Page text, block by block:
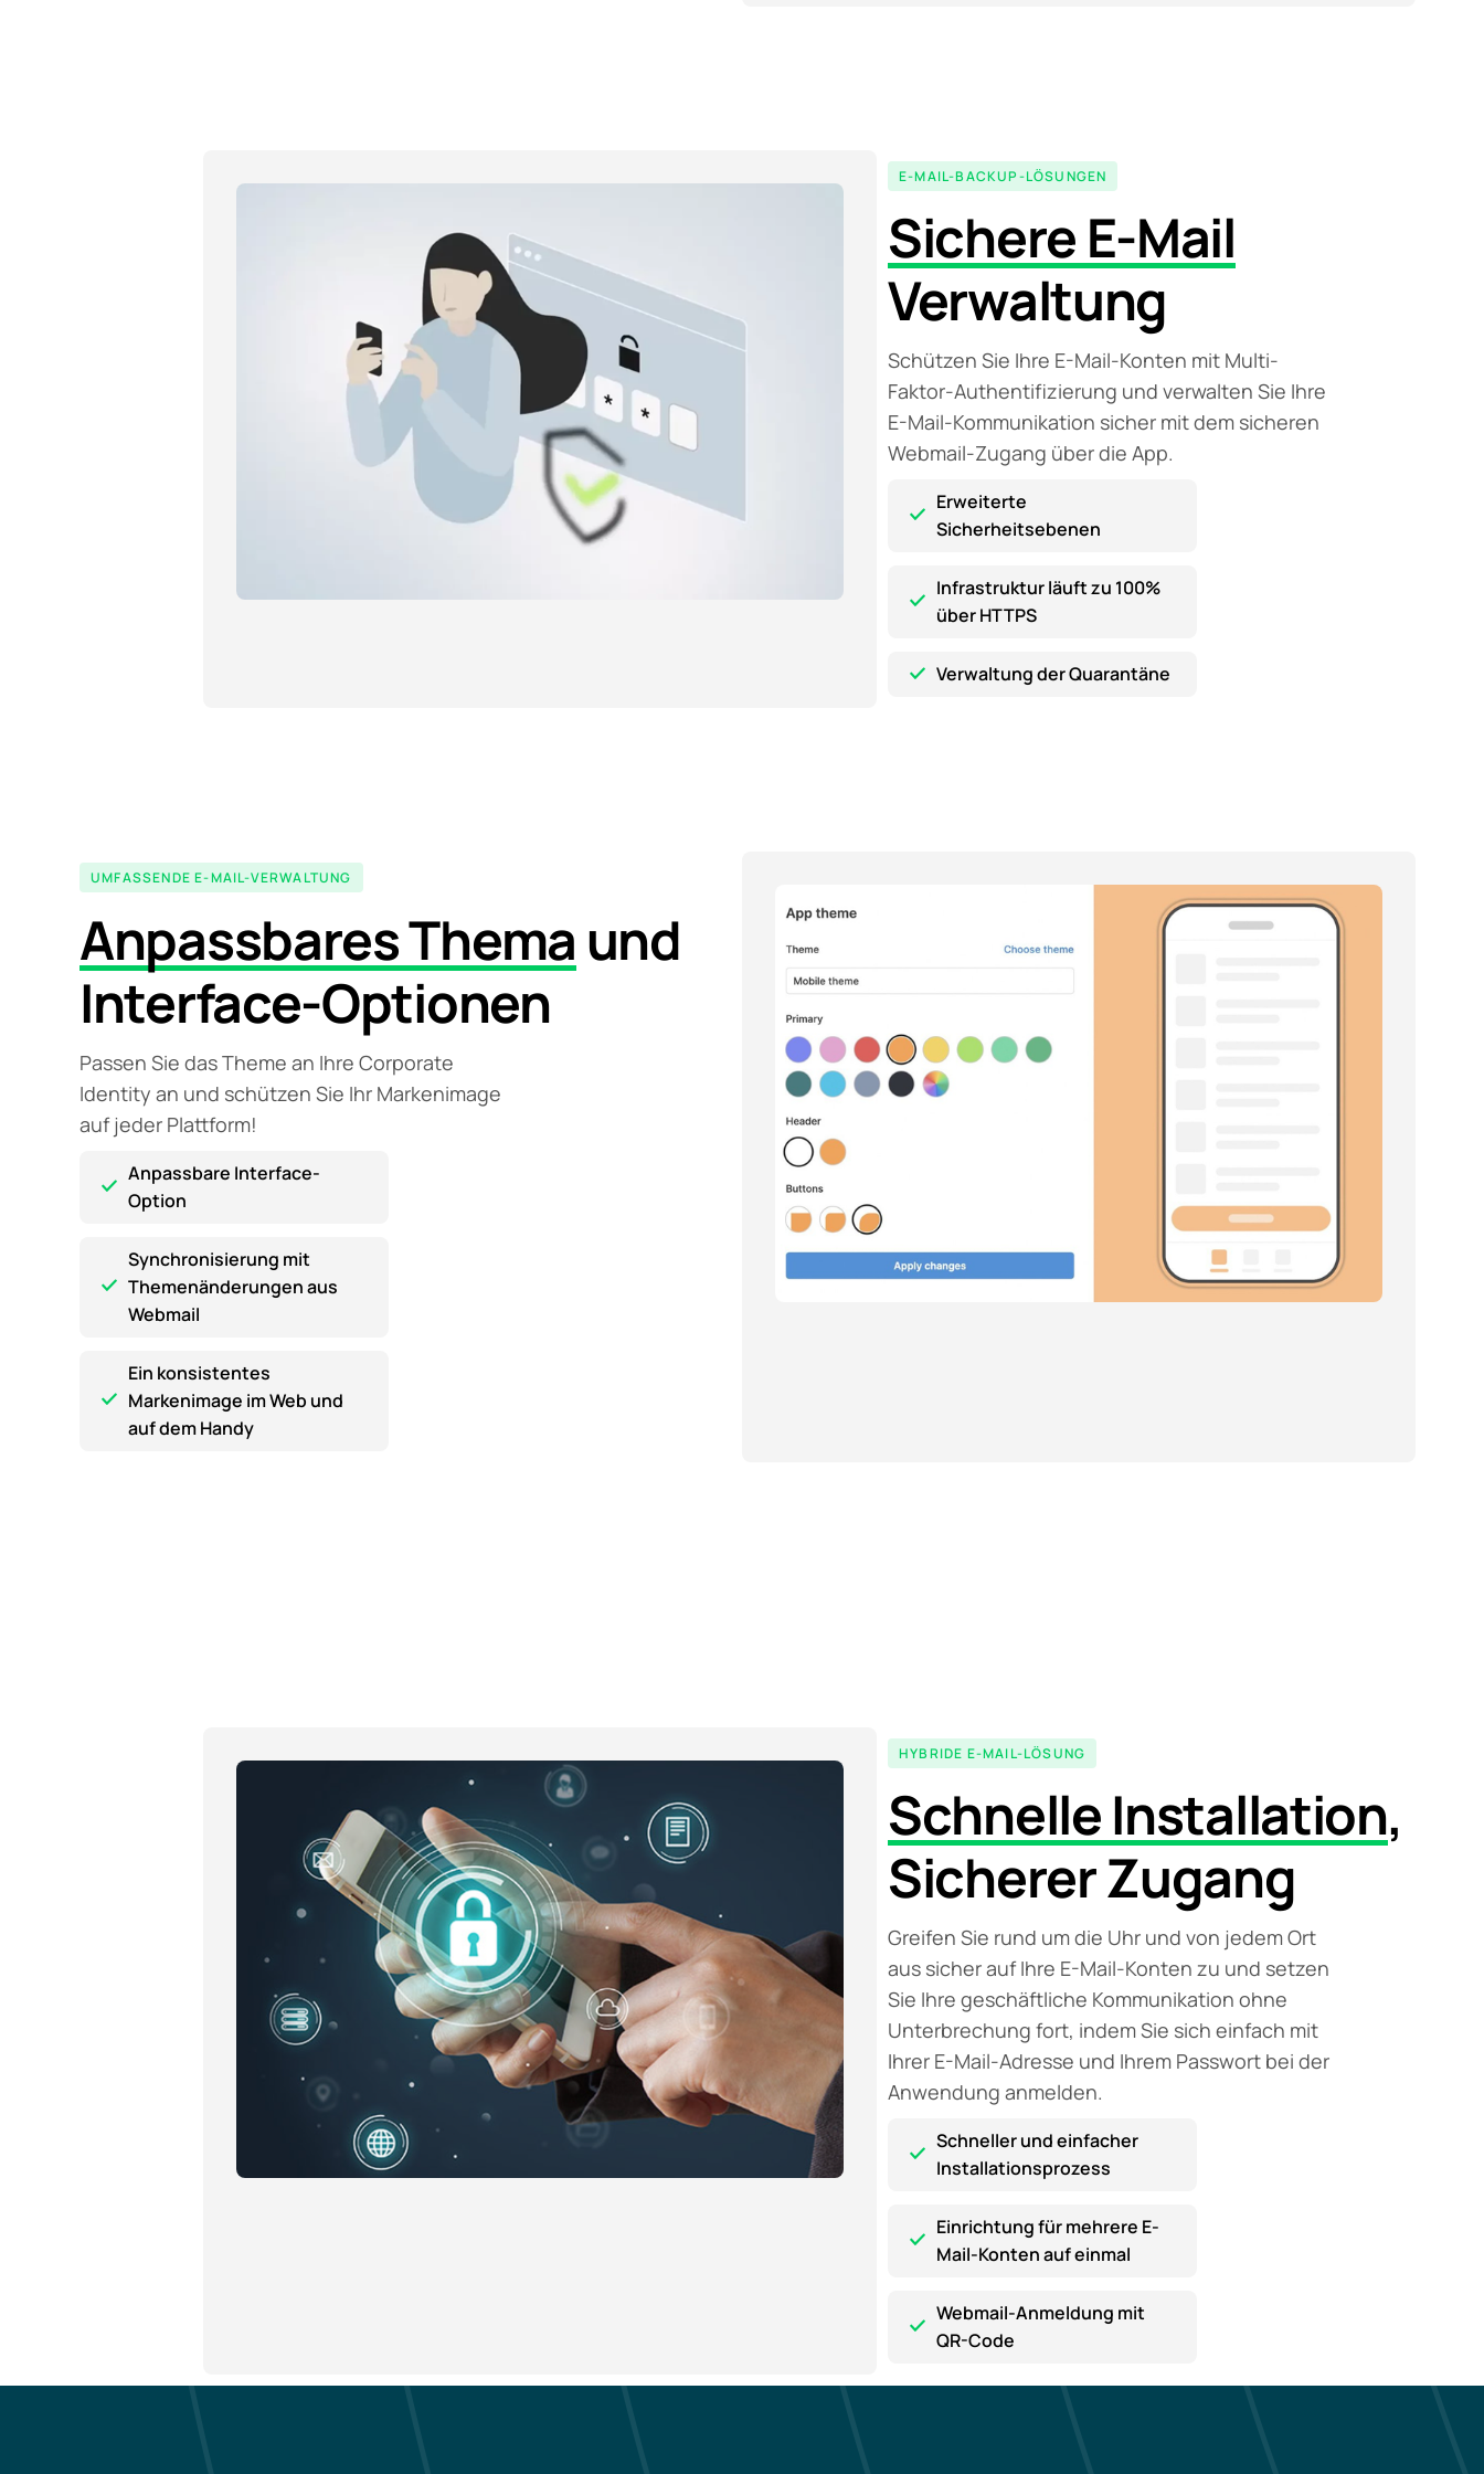
E-MAIL-BACKUP-LÖSUNGEN
Sichere E-Mail
Verwaltung
Schützen Sie Ihre E-Mail-Konten mit Multi-
Faktor-Authentifizierung und verwalten Sie Ihre
E-Mail-Kommunikation sicher mit dem sicheren
Webmail-Zugang über die App.
Erweiterte
Sicherheitsebenen
Infrastruktur läuft zu 100%
über HTTPS
Verwaltung der Quarantäne
UMFASSENDE E-MAIL-VERWALTUNG
Anpassbares Thema und
Interface-Optionen
Passen Sie das Theme an Ihre Corporate
Identity an und schützen Sie Ihr Markenimage
auf jeder Plattform!
Anpassbare Interface-
Option
Synchronisierung mit
Themenänderungen aus
Webmail
Ein konsistentes
Markenimage im Web und
auf dem Handy
HYBRIDE E-MAIL-LÖSUNG
Schnelle Installation,
Sicherer Zugang
Greifen Sie rund um die Uhr und von jedem Ort
aus sicher auf Ihre E-Mail-Konten zu und setzen
Sie Ihre geschäftliche Kommunikation ohne
Unterbrechung fort, indem Sie sich einfach mit
Ihrer E-Mail-Adresse und Ihrem Passwort bei der
Anwendung anmelden.
Schneller und einfacher
Installationsprozess
Einrichtung für mehrere E-
Mail-Konten auf einmal
Webmail-Anmeldung mit
QR-Code